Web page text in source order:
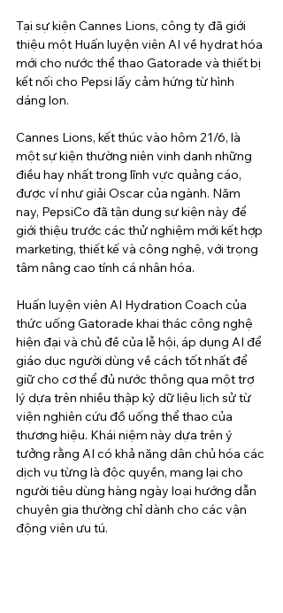
Tại sự kiện Cannes Lions, công ty đã giới
thiệu một Huấn luyện viên AI về hydrat hóa
mới cho nước thể thao Gatorade và thiết bị
kết nối cho Pepsi lấy cảm hứng từ hình
dáng lon.
Cannes Lions, kết thúc vào hôm 21/6, là
một sự kiện thường niên vinh danh những
điều hay nhất trong lĩnh vực quảng cáo,
được ví như giải Oscar của ngành. Năm
nay, PepsiCo đã tận dụng sự kiện này để
giới thiệu trước các thử nghiệm mới kết hợp
marketing, thiết kế và công nghệ, với trọng
tâm nâng cao tính cá nhân hóa.
Huấn luyện viên AI Hydration Coach của
thức uống Gatorade khai thác công nghệ
hiện đại và chủ đề của lễ hội, áp dụng AI để
giáo dục người dùng về cách tốt nhất để
giữ cho cơ thể đủ nước thông qua một trợ
lý dựa trên nhiều thập kỷ dữ liệu lịch sử từ
viện nghiên cứu đồ uống thể thao của
thương hiệu. Khái niệm này dựa trên ý
tưởng rằng AI có khả năng dân chủ hóa các
dịch vụ từng là độc quyền, mang lại cho
người tiêu dùng hàng ngày loại hướng dẫn
chuyên gia thường chỉ dành cho các vận
động viên ưu tú.